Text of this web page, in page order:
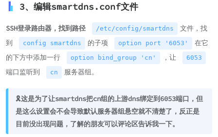
3、编辑smartdns.conf文件
SSH登录路由器，找到路径 /etc/config/smartdns
文件，找
到
config smartdns 的子项 option port '6053'
在它
的下方中添加一行
option bind_group 'cn' ，让 6053
端口监听到 cn 服务器组。
🎗️这是为了让smartdns把cn组的上游dns绑定到6053端口，但
是这么设置会不会导致默认服务器组悬空就不清楚了，反正是
目前没出现问题，了解的朋友可以评论区告诉我一下。